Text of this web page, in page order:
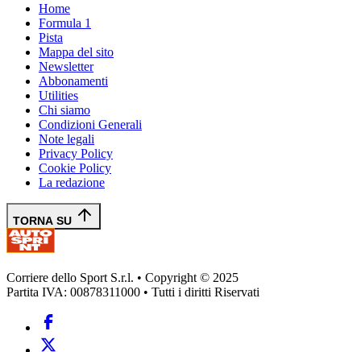
Home
Formula 1
Pista
Mappa del sito
Newsletter
Abbonamenti
Utilities
Chi siamo
Condizioni Generali
Note legali
Privacy Policy
Cookie Policy
La redazione
TORNA SU
Corriere dello Sport S.r.l. • Copyright © 2025
Partita IVA: 00878311000 • Tutti i diritti Riservati